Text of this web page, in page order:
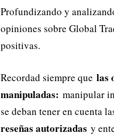
Profundizando y
opiniones sobre Global
positivas.
Recordad siempre que las
manipuladas: manipular
se deban tener en cuenta
reseñas autorizadas y